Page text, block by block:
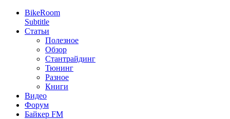
BikeRoom
Subtitle
Статьи
Полезное
Обзор
Стантрайдинг
Тюнинг
Разное
Книги
Видео
Форум
Байкер FM